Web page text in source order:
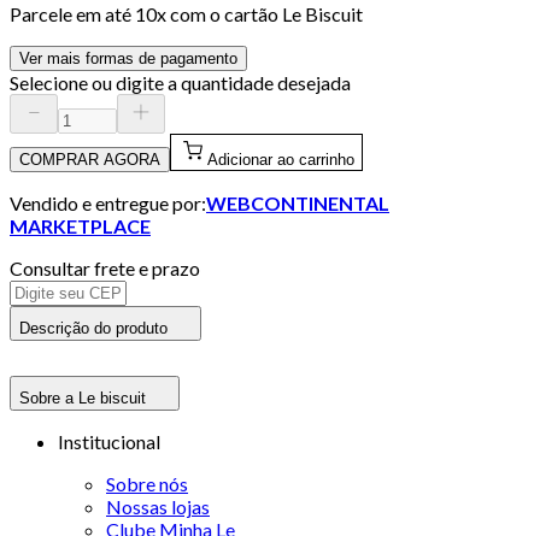
Parcele em até 10x com o cartão Le Biscuit
Ver mais formas de pagamento
Selecione ou digite a quantidade desejada
COMPRAR AGORA Adicionar ao carrinho
Vendido e entregue por:WEBCONTINENTAL
MARKETPLACE
Consultar frete e prazo
Descrição do produto
Sobre a Le biscuit
Institucional
Sobre nós
Nossas lojas
Clube Minha Le